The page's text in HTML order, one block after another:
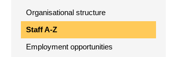
Organisational structure
Staff A-Z
Employment opportunities